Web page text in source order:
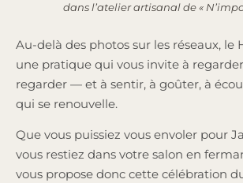
dans l’atelier artisanal de «
Au-delà des photos sur les réseaux, le
une pratique qui vous invite à
regarder — et à sentir, à goûter, à
qui se renouvelle.
Que vous puissiez vous envoler pour
vous restiez dans votre salon en
vous propose donc cette célébration